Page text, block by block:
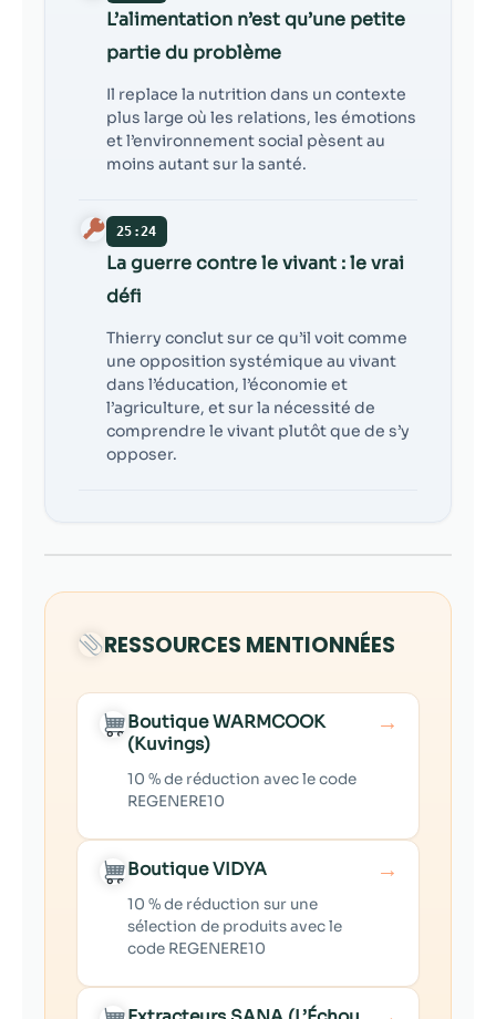
L’alimentation n’est qu’une petite
partie du problème
Il replace la nutrition dans un contexte
plus large où les relations, les émotions
et l’environnement social pèsent au
moins autant sur la santé.
25:24
La guerre contre le vivant : le vrai
défi
Thierry conclut sur ce qu’il voit comme
une opposition systémique au vivant
dans l’éducation, l’économie et
l’agriculture, et sur la nécessité de
comprendre le vivant plutôt que de s’y
opposer.
RESSOURCES MENTIONNÉES
Boutique WARMCOOK
(Kuvings)
10 % de réduction avec le code
REGENERE10
→
Boutique VIDYA
10 % de réduction sur une
sélection de produits avec le
code REGENERE10
→